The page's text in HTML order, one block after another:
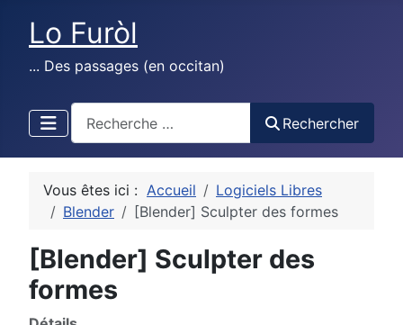
Lo Furòl
... Des passages (en occitan)
Rechercher
Vous êtes ici : Accueil
Logiciels Libres
Blender
[Blender] Sculpter des formes
[Blender] Sculpter des
formes